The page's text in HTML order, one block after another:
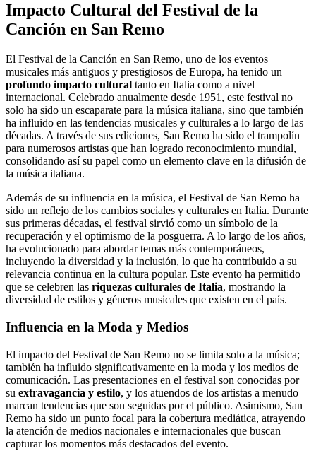
Impacto Cultural del Festival de la
Canción en San Remo
El Festival de la Canción en San Remo, uno de los eventos
musicales más antiguos y prestigiosos de Europa, ha tenido un
profundo impacto cultural tanto en Italia como a nivel
internacional. Celebrado anualmente desde 1951, este festival no
solo ha sido un escaparate para la música italiana, sino que también
ha influido en las tendencias musicales y culturales a lo largo de las
décadas. A través de sus ediciones, San Remo ha sido el trampolín
para numerosos artistas que han logrado reconocimiento mundial,
consolidando así su papel como un elemento clave en la difusión de
la música italiana.
Además de su influencia en la música, el Festival de San Remo ha
sido un reflejo de los cambios sociales y culturales en Italia. Durante
sus primeras décadas, el festival sirvió como un símbolo de la
recuperación y el optimismo de la posguerra. A lo largo de los años,
ha evolucionado para abordar temas más contemporáneos,
incluyendo la diversidad y la inclusión, lo que ha contribuido a su
relevancia continua en la cultura popular. Este evento ha permitido
que se celebren las riquezas culturales de Italia, mostrando la
diversidad de estilos y géneros musicales que existen en el país.
Influencia en la Moda y Medios
El impacto del Festival de San Remo no se limita solo a la música;
también ha influido significativamente en la moda y los medios de
comunicación. Las presentaciones en el festival son conocidas por
su extravagancia y estilo, y los atuendos de los artistas a menudo
marcan tendencias que son seguidas por el público. Asimismo, San
Remo ha sido un punto focal para la cobertura mediática, atrayendo
la atención de medios nacionales e internacionales que buscan
capturar los momentos más destacados del evento.